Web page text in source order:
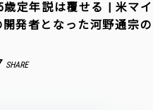
歳定年説は覆せる | 米マイ
発者となった河野通宗の
SHARE